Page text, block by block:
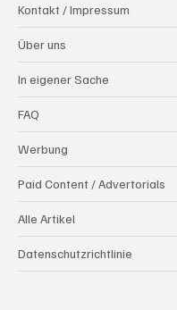
Kontakt / Impressum
Über uns
In eigener Sache
FAQ
Werbung
Paid Content / Advertorials
Alle Artikel
Datenschutzrichtlinie